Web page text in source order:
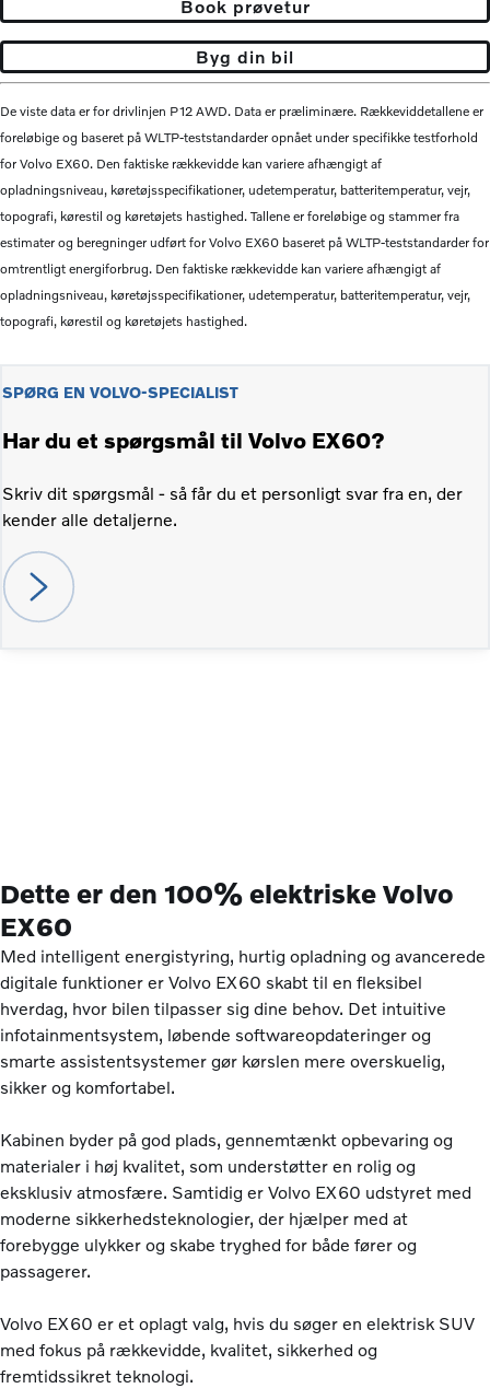
Book prøvetur
Byg din bil
De viste data er for drivlinjen P12 AWD. Data er præliminære. Rækkeviddetallene er
foreløbige og baseret på WLTP-teststandarder opnået under specifikke testforhold
for Volvo EX60. Den faktiske rækkevidde kan variere afhængigt af
opladningsniveau, køretøjsspecifikationer, udetemperatur, batteritemperatur, vejr,
topografi, kørestil og køretøjets hastighed. Tallene er foreløbige og stammer fra
estimater og beregninger udført for Volvo EX60 baseret på WLTP-teststandarder for
omtrentligt energiforbrug. Den faktiske rækkevidde kan variere afhængigt af
opladningsniveau, køretøjsspecifikationer, udetemperatur, batteritemperatur, vejr,
topografi, kørestil og køretøjets hastighed.
SPØRG EN VOLVO-SPECIALIST
Har du et spørgsmål til Volvo EX60?
Skriv dit spørgsmål - så får du et personligt svar fra en, der
kender alle detaljerne.
Dette er den 100% elektriske Volvo
EX60
Med intelligent energistyring, hurtig opladning og avancerede
digitale funktioner er Volvo EX60 skabt til en fleksibel
hverdag, hvor bilen tilpasser sig dine behov. Det intuitive
infotainmentsystem, løbende softwareopdateringer og
smarte assistentsystemer gør kørslen mere overskuelig,
sikker og komfortabel.
Kabinen byder på god plads, gennemtænkt opbevaring og
materialer i høj kvalitet, som understøtter en rolig og
eksklusiv atmosfære. Samtidig er Volvo EX60 udstyret med
moderne sikkerhedsteknologier, der hjælper med at
forebygge ulykker og skabe tryghed for både fører og
passagerer.
Volvo EX60 er et oplagt valg, hvis du søger en elektrisk SUV
med fokus på rækkevidde, kvalitet, sikkerhed og
fremtidssikret teknologi.